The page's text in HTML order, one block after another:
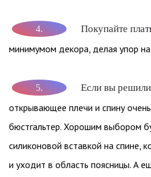
4. Покупайте
минимумом декора, делая упор
5. Если вы
открывающее плечи и спину
бюстгальтер. Хорошим выбором
силиконовой вставкой на спине,
и уходит в область поясницы. А